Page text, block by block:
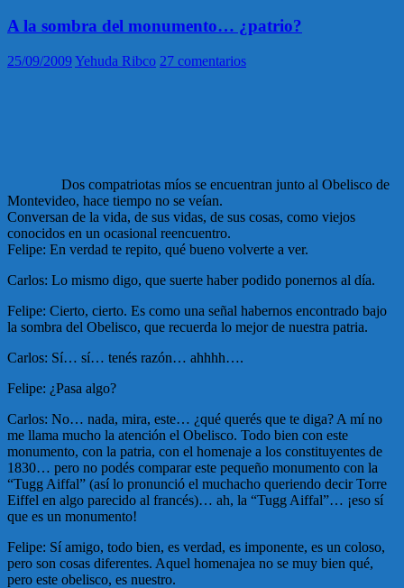
A la sombra del monumento… ¿patrio?
25/09/2009Yehuda Ribco 27 comentarios
Dos compatriotas míos se encuentran junto al Obelisco de
Montevideo, hace tiempo no se veían.
Conversan de la vida, de sus vidas, de sus cosas, como viejos
conocidos en un ocasional reencuentro.
Felipe: En verdad te repito, qué bueno volverte a ver.
Carlos: Lo mismo digo, que suerte haber podido ponernos al día.
Felipe: Cierto, cierto. Es como una señal habernos encontrado bajo
la sombra del Obelisco, que recuerda lo mejor de nuestra patria.
Carlos: Sí… sí… tenés razón… ahhhh….
Felipe: ¿Pasa algo?
Carlos: No… nada, mira, este… ¿qué querés que te diga? A mí no
me llama mucho la atención el Obelisco. Todo bien con este
monumento, con la patria, con el homenaje a los constituyentes de
1830… pero no podés comparar este pequeño monumento con la
“Tugg Aiffal” (así lo pronunció el muchacho queriendo decir Torre
Eiffel en algo parecido al francés)… ah, la “Tugg Aiffal”… ¡eso sí
que es un monumento!
Felipe: Sí amigo, todo bien, es verdad, es imponente, es un coloso,
pero son cosas diferentes. Aquel homenajea no se muy bien qué,
pero este obelisco, es nuestro.